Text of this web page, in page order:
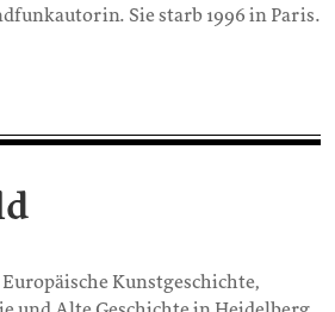
Sie starb 1996 in Paris.
Kunstgeschichte,